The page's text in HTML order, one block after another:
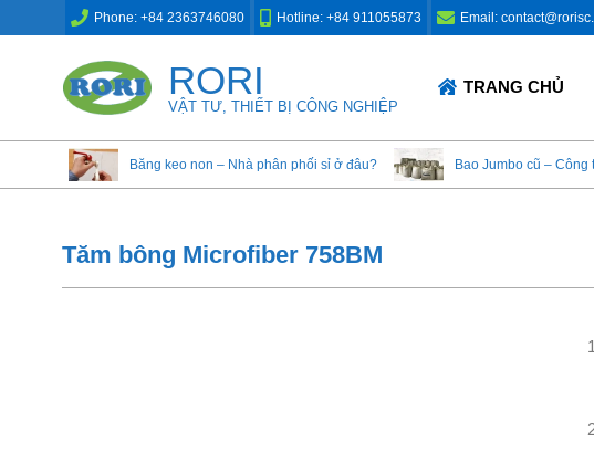
to
Phone: +84 2363746080 Hotline: +84 911055873 Email:
RORI
VẬT TƯ, THIẾT BỊ CÔNG NGHIỆP
Primary
TRANG CHỦ
Băng keo non – Nhà phân phối sỉ ở đâu? Bao Jumbo cũ – Công
Tăm bông Microfiber 758BM